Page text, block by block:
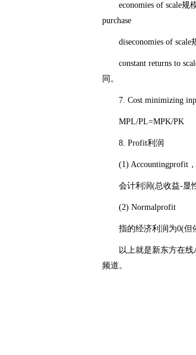
economies of scale规
purchase
diseconomies of scale
constant returns to
同。
7. Cost minimizing
MPL/PL=MPK/PK
8. Profit利润
(1) Accountingprofit，
会计利润(总收益-显性
(2) Normalprofit
指的经济利润为0(但
以上就是新东方在线
频道。